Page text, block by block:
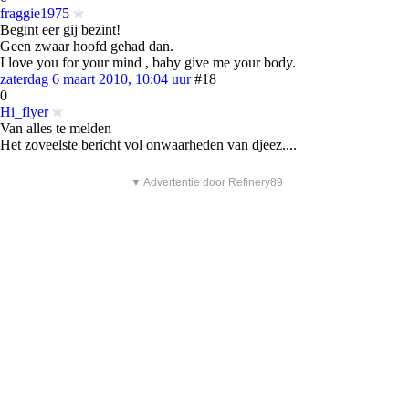
fraggie1975
Begint eer gij bezint!
Geen zwaar hoofd gehad dan.
I love you for your mind , baby give me your body.
zaterdag 6 maart 2010, 10:04 uur #18
0
Hi_flyer
Van alles te melden
Het zoveelste bericht vol onwaarheden van djeez....
▼ Advertentie door Refinery89